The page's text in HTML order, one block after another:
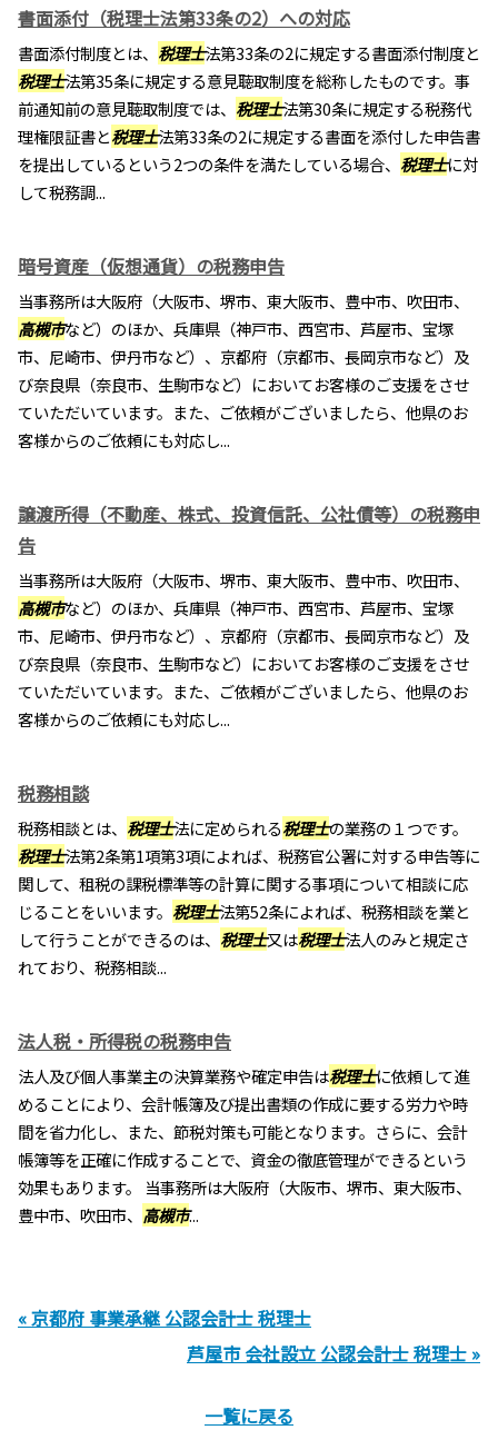
書面添付（税理士法第33条の2）への対応
書面添付制度とは、 税理士法第33条の2に規定する書面添付制度と
税理士法第35条に規定する意見聴取制度を総称したものです。事
前通知前の意見聴取制度では、 税理士法第30条に規定する税務代
理権限証書と税理士法第33条の2に規定する書面を添付した申告書
を提出しているという2つの条件を満たしている場合、 税理士に対
して税務調...
暗号資産（仮想通貨）の税務申告
当事務所は大阪府（大阪市、堺市、東大阪市、豊中市、吹田市、
高槻市など）のほか、兵庫県（神戸市、西宮市、芦屋市、宝塚
市、尼崎市、伊丹市など）、京都府（京都市、長岡京市など）及
び奈良県（奈良市、生駒市など）においてお客様のご支援をさせ
ていただいています。また、ご依頼がございましたら、他県のお
客様からのご依頼にも対応し...
譲渡所得（不動産、株式、投資信託、公社債等）の税務申
告
当事務所は大阪府（大阪市、堺市、東大阪市、豊中市、吹田市、
高槻市など）のほか、兵庫県（神戸市、西宮市、芦屋市、宝塚
市、尼崎市、伊丹市など）、京都府（京都市、長岡京市など）及
び奈良県（奈良市、生駒市など）においてお客様のご支援をさせ
ていただいています。また、ご依頼がございましたら、他県のお
客様からのご依頼にも対応し...
税務相談
税務相談とは、 税理士法に定められる税理士の業務の１つです。
税理士法第2条第1項第3項によれば、税務官公署に対する申告等に
関して、租税の課税標準等の計算に関する事項について相談に応
じることをいいます。 税理士法第52条によれば、税務相談を業と
して行うことができるのは、 税理士又は税理士法人のみと規定さ
れており、税務相談...
法人税・所得税の税務申告
法人及び個人事業主の決算業務や確定申告は税理士に依頼して進
めることにより、会計帳簿及び提出書類の作成に要する労力や時
間を省力化し、また、節税対策も可能となります。さらに、会計
帳簿等を正確に作成することで、資金の徹底管理ができるという
効果もあります。 当事務所は大阪府（大阪市、堺市、東大阪市、
豊中市、吹田市、 高槻市...
« 京都府 事業承継 公認会計士 税理士
芦屋市 会社設立 公認会計士 税理士 »
一覧に戻る